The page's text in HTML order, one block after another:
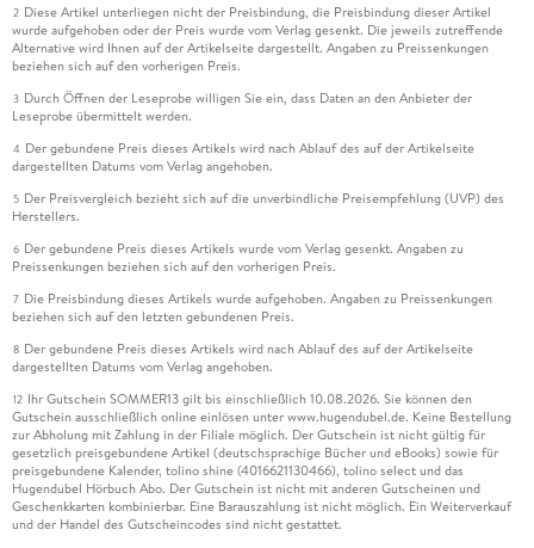
2 Diese Artikel unterliegen nicht der Preisbindung, die Preisbindung dieser Artikel
wurde aufgehoben oder der Preis wurde vom Verlag gesenkt. Die jeweils zutreffende
Alternative wird Ihnen auf der Artikelseite dargestellt. Angaben zu Preissenkungen
beziehen sich auf den vorherigen Preis.
3 Durch Öffnen der Leseprobe willigen Sie ein, dass Daten an den Anbieter der
Leseprobe übermittelt werden.
4 Der gebundene Preis dieses Artikels wird nach Ablauf des auf der Artikelseite
dargestellten Datums vom Verlag angehoben.
5 Der Preisvergleich bezieht sich auf die unverbindliche Preisempfehlung (UVP) des
Herstellers.
6 Der gebundene Preis dieses Artikels wurde vom Verlag gesenkt. Angaben zu
Preissenkungen beziehen sich auf den vorherigen Preis.
7 Die Preisbindung dieses Artikels wurde aufgehoben. Angaben zu Preissenkungen
beziehen sich auf den letzten gebundenen Preis.
8 Der gebundene Preis dieses Artikels wird nach Ablauf des auf der Artikelseite
dargestellten Datums vom Verlag angehoben.
12 Ihr Gutschein SOMMER13 gilt bis einschließlich 10.08.2026. Sie können den
Gutschein ausschließlich online einlösen unter www.hugendubel.de. Keine Bestellung
zur Abholung mit Zahlung in der Filiale möglich. Der Gutschein ist nicht gültig für
gesetzlich preisgebundene Artikel (deutschsprachige Bücher und eBooks) sowie für
preisgebundene Kalender, tolino shine (4016621130466), tolino select und das
Hugendubel Hörbuch Abo. Der Gutschein ist nicht mit anderen Gutscheinen und
Geschenkkarten kombinierbar. Eine Barauszahlung ist nicht möglich. Ein Weiterverkauf
und der Handel des Gutscheincodes sind nicht gestattet.